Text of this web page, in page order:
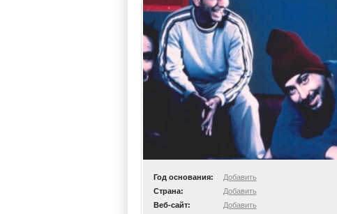
Год основания:
Добавить
Страна:
Добавить
Веб-сайт:
Добавить